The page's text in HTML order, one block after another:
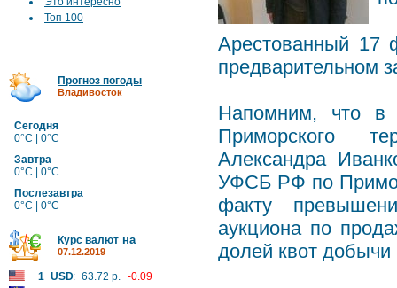
Топ 100
Прогноз погоды
Владивосток
Сегодня
0°C | 0°C
Завтра
0°C | 0°C
Послезавтра
0°C | 0°C
Курс валют на
07.12.2019
1 USD: 63.72 р. -0.09
Арестованный 17
предварительном
Напомним, что в
Приморского
Александра
УФСБ РФ по
факту
аукциона по
долей квот добычи